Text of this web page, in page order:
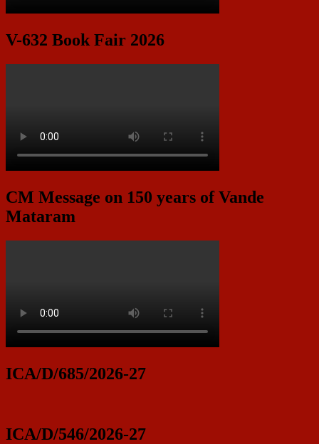
V-632 Book Fair 2026
CM Message on 150 years of Vande
Mataram
ICA/D/685/2026-27
ICA/D/546/2026-27